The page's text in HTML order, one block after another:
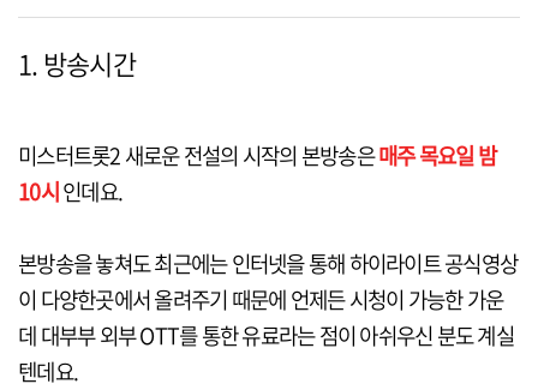
1. 방송시간
미스터트롯2 새로운 전설의 시작의 본방송은매주 목요일 밤
10시인데요.
본방송을 놓쳐도 최근에는 인터넷을 통해 하이라이트 공식영상
이 다양한곳에서 올려주기 때문에 언제든 시청이 가능한 가운
데 대부부 외부 OTT를 통한 유료라는 점이 아쉬우신 분도 계실
텐데요.